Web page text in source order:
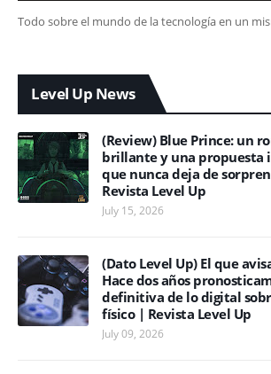
Todo sobre el mundo de la tecnología en un
Level Up News
(Review) Blue Prince: un
brillante y una propuesta
que nunca deja de
Revista Level Up
July 15, 2026
(Dato Level Up) El que
Hace dos años
definitiva de lo digital
físico | Revista Level Up
July 09, 2026